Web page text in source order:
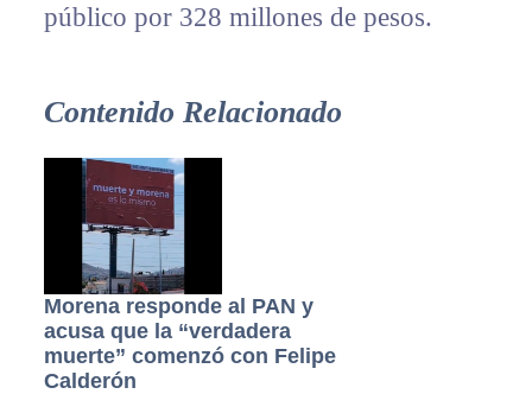
público por 328 millones de pesos.
Contenido Relacionado
Morena responde al PAN y
acusa que la “verdadera
muerte” comenzó con Felipe
Calderón